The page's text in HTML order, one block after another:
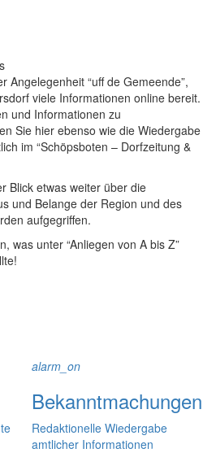
Angelegenheit “uff de Gemeende”,
viele Informationen online bereit.
und Informationen zu
Sie hier ebenso wie die Wiedergabe
im “Schöpsboten – Dorfzeitung &
Blick etwas weiter über die
und Belange der Region und des
aufgegriffen.
was unter “Anliegen von A bis Z”
alarm_on
Bekanntmachungen
Redaktionelle Wiedergabe
amtlicher Informationen